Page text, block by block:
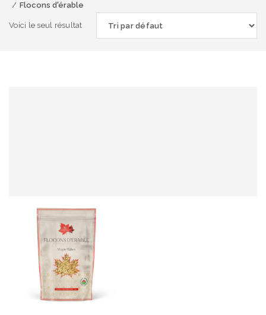
Flocons d'érable
Voici le seul résultat